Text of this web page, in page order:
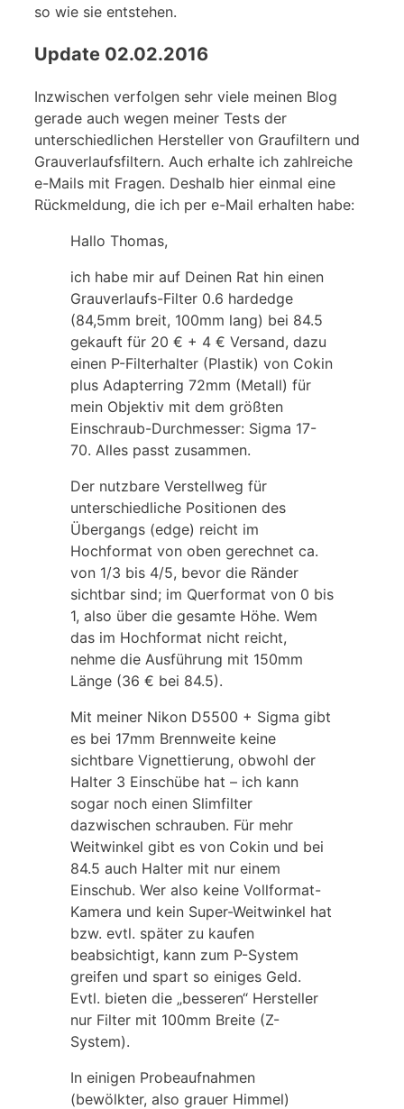
so wie sie entstehen.
Update 02.02.2016
Inzwischen verfolgen sehr viele meinen Blog
gerade auch wegen meiner Tests der
unterschiedlichen Hersteller von Graufiltern und
Grauverlaufsfiltern. Auch erhalte ich zahlreiche
e-Mails mit Fragen. Deshalb hier einmal eine
Rückmeldung, die ich per e-Mail erhalten habe:
Hallo Thomas,
ich habe mir auf Deinen Rat hin einen
Grauverlaufs-Filter 0.6 hardedge
(84,5mm breit, 100mm lang) bei 84.5
gekauft für 20 € + 4 € Versand, dazu
einen P-Filterhalter (Plastik) von Cokin
plus Adapterring 72mm (Metall) für
mein Objektiv mit dem größten
Einschraub-Durchmesser: Sigma 17-
70. Alles passt zusammen.
Der nutzbare Verstellweg für
unterschiedliche Positionen des
Übergangs (edge) reicht im
Hochformat von oben gerechnet ca.
von 1/3 bis 4/5, bevor die Ränder
sichtbar sind; im Querformat von 0 bis
1, also über die gesamte Höhe. Wem
das im Hochformat nicht reicht,
nehme die Ausführung mit 150mm
Länge (36 € bei 84.5).
Mit meiner Nikon D5500 + Sigma gibt
es bei 17mm Brennweite keine
sichtbare Vignettierung, obwohl der
Halter 3 Einschübe hat – ich kann
sogar noch einen Slimfilter
dazwischen schrauben. Für mehr
Weitwinkel gibt es von Cokin und bei
84.5 auch Halter mit nur einem
Einschub. Wer also keine Vollformat-
Kamera und kein Super-Weitwinkel hat
bzw. evtl. später zu kaufen
beabsichtigt, kann zum P-System
greifen und spart so einiges Geld.
Evtl. bieten die „besseren“ Hersteller
nur Filter mit 100mm Breite (Z-
System).
In einigen Probeaufnahmen
(bewölkter, also grauer Himmel)